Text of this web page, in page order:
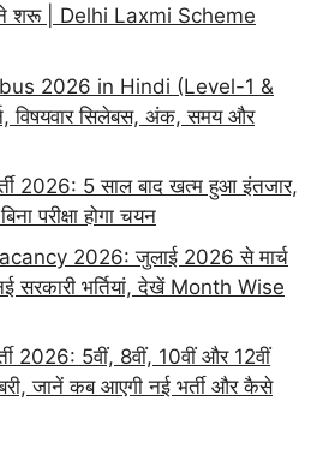
शरू | Delhi Laxmi Scheme
2026 in Hindi (Level-1 &
विषयवार सिलेबस, अंक, समय और
2026: 5 साल बाद खत्म हुआ इंतजार,
परीक्षा होगा चयन
2026: जुलाई 2026 से मार्च
भर्तियां, देखें Month Wise
2026: 5वीं, 8वीं, 10वीं और 12वीं
जानें कब आएगी नई भर्ती और कैसे